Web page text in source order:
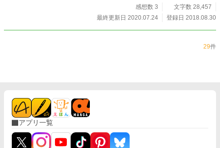
感想数 3
文字数 28,457
最終更新日 2020.07.24
登録日 2018.08.30
29件
アプリ一覧